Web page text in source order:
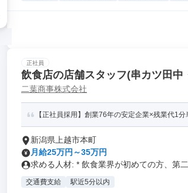
正社員
飲食店の店舗スタッフ(串カツ田中
二葉商事株式会社
【正社員採用】創業76年の安定企業×残業代1
新潟県上越市本町
月給25万円～35万円
求める人材: * 飲食業界が初めての方、第
交通費支給 駅近5分以内